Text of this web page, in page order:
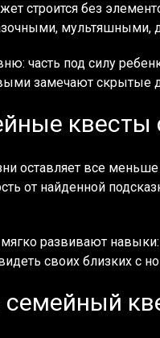
строится без
мультяшными,
часть под силу
замечают скрытые
квесты
оставляет все
от найденной
развивают
своих близких с